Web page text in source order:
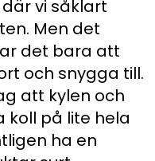
där vi såklart
Men det
det bara att
och snygga till.
att kylen och
koll på lite hela
ha en